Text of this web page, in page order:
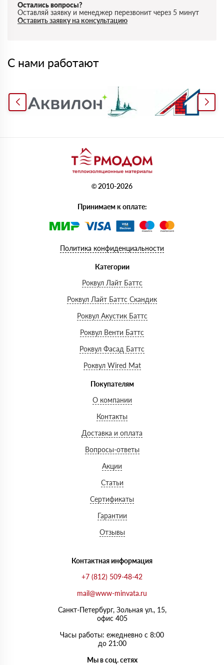
Остались вопросы?
Оставляй заявку и менеджер перезвонит через 5 минут
Оставить заявку на консультацию
С нами работают
© 2010-2026
Принимаем к оплате:
Политика конфиденциальности
Категории
Роквул Лайт Баттс
Роквул Лайт Баттс Скандик
Роквул Акустик Баттс
Роквул Венти Баттс
Роквул Фасад Баттс
Роквул Wired Mat
Покупателям
О компании
Контакты
Доставка и оплата
Вопросы-ответы
Акции
Статьи
Сертификаты
Гарантии
Отзывы
Контактная информация
+7 (812) 509-48-42
mail@www-minvata.ru
Санкт-Петербург, Зольная ул., 15,
офис 405
Часы работы: ежедневно с 8:00
до 21:00
Мы в соц. сетях